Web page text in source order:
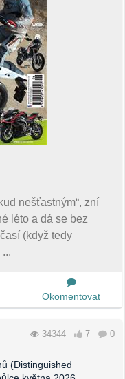
nešťastným“, zní
léto a dá se bez
(když tedy
Okomentovat
34344 7 0
(Distinguished